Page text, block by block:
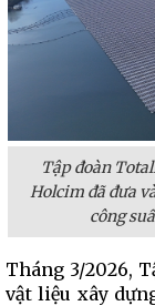
Tập đoàn
Holcim đã đưa
công
Tháng 3/2026,
vật liệu xây